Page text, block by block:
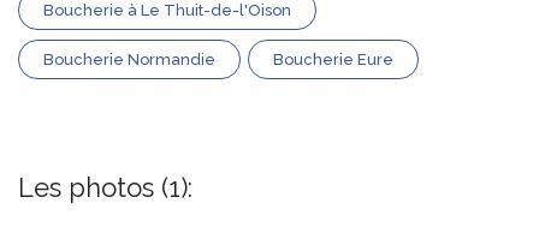
Boucherie à Le Thuit-de-l'Oison
Boucherie Normandie Boucherie Eure
Les photos (1):